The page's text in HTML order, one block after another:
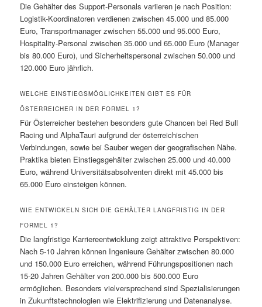
Die Gehälter des Support-Personals variieren je nach Position:
Logistik-Koordinatoren verdienen zwischen 45.000 und 85.000
Euro, Transportmanager zwischen 55.000 und 95.000 Euro,
Hospitality-Personal zwischen 35.000 und 65.000 Euro (Manager
bis 80.000 Euro), und Sicherheitspersonal zwischen 50.000 und
120.000 Euro jährlich.
WELCHE EINSTIEGSMÖGLICHKEITEN GIBT ES FÜR
ÖSTERREICHER IN DER FORMEL 1?
Für Österreicher bestehen besonders gute Chancen bei Red Bull
Racing und AlphaTauri aufgrund der österreichischen
Verbindungen, sowie bei Sauber wegen der geografischen Nähe.
Praktika bieten Einstiegsgehälter zwischen 25.000 und 40.000
Euro, während Universitätsabsolventen direkt mit 45.000 bis
65.000 Euro einsteigen können.
WIE ENTWICKELN SICH DIE GEHÄLTER LANGFRISTIG IN DER
FORMEL 1?
Die langfristige Karriereentwicklung zeigt attraktive Perspektiven:
Nach 5-10 Jahren können Ingenieure Gehälter zwischen 80.000
und 150.000 Euro erreichen, während Führungspositionen nach
15-20 Jahren Gehälter von 200.000 bis 500.000 Euro
ermöglichen. Besonders vielversprechend sind Spezialisierungen
in Zukunftstechnologien wie Elektrifizierung und Datenanalyse.